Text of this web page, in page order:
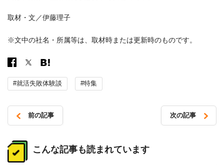
取材・文／伊藤理子
※文中の社名・所属等は、取材時または更新時のものです。
#就活失敗体験談 #特集
稿
ナ
前の記事 次の記事
こんな記事も読まれています